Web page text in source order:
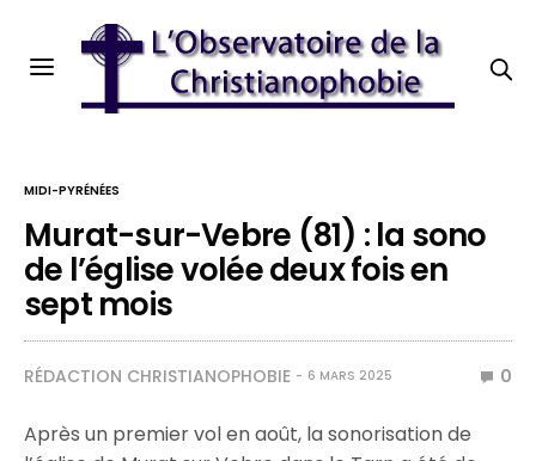
MIDI-PYRÉNÉES
Murat-sur-Vebre (81) : la sono
de l’église volée deux fois en
sept mois
RÉDACTION CHRISTIANOPHOBIE 6 MARS 2025 0
Après un premier vol en août, la sonorisation de